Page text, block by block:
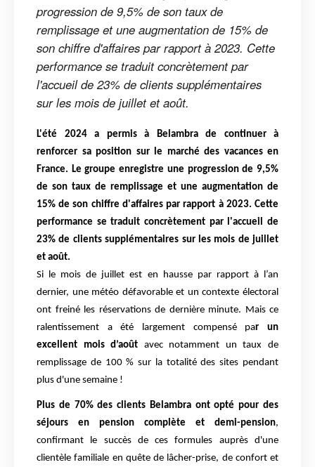
progression de 9,5% de son taux de
remplissage et une augmentation de 15% de
son chiffre d'affaires par rapport à 2023. Cette
performance se traduit concrètement par
l'accueil de 23% de clients supplémentaires
sur les mois de juillet et août.
L'été 2024 a permis à Belambra de continuer à
renforcer sa position sur le marché des vacances en
France. Le groupe enregistre une progression de 9,5%
de son taux de remplissage et une augmentation de
15% de son chiffre d'affaires par rapport à 2023. Cette
performance se traduit concrètement par l'accueil de
23% de clients supplémentaires sur les mois de juillet
et août.
Si le mois de juillet est en hausse par rapport à l’an
dernier, une météo défavorable et un contexte électoral
ont freiné les réservations de dernière minute. Mais ce
ralentissement a été largement compensé par un
excellent mois d’août avec notamment un taux de
remplissage de 100 % sur la totalité des sites pendant
plus d'une semaine !
Plus de 70% des clients Belambra ont opté pour des
séjours en pension complète et demi-pension,
confirmant le succès de ces formules auprès d'une
clientèle familiale en quête de lâcher-prise, de confort et